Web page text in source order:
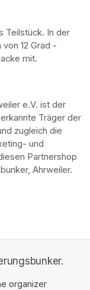
Teilstück. In der
12 Grad -
mit.
e.V. ist der
Träger der
zugleich die
und
Partnershop
Ahrweiler.
organizer